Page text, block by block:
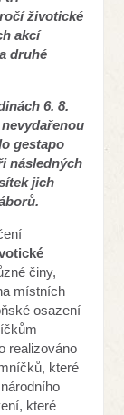
životické
akcí
druhé
6. 8.
gestapo
následných
jich
činy,
místních
osazení
realizováno
které
které